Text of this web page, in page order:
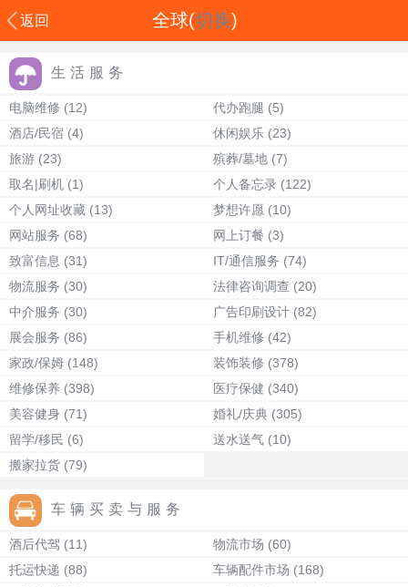
返回 全球(切换)
生活服务
电脑维修 (12) 代办跑腿 (5)
酒店/民宿 (4) 休闲娱乐 (23)
旅游 (23) 殡葬/墓地 (7)
取名|刷机 (1) 个人备忘录 (122)
个人网址收藏 (13) 梦想许愿 (10)
网站服务 (68) 网上订餐 (3)
致富信息 (31) IT/通信服务 (74)
物流服务 (30) 法律咨询调查 (20)
中介服务 (30) 广告印刷设计 (82)
展会服务 (86) 手机维修 (42)
家政/保姆 (148) 装饰装修 (378)
维修保养 (398) 医疗保健 (340)
美容健身 (71) 婚礼/庆典 (305)
留学/移民 (6) 送水送气 (10)
搬家拉货 (79)
车辆买卖与服务
酒后代驾 (11) 物流市场 (60)
托运快递 (88) 车辆配件市场 (168)